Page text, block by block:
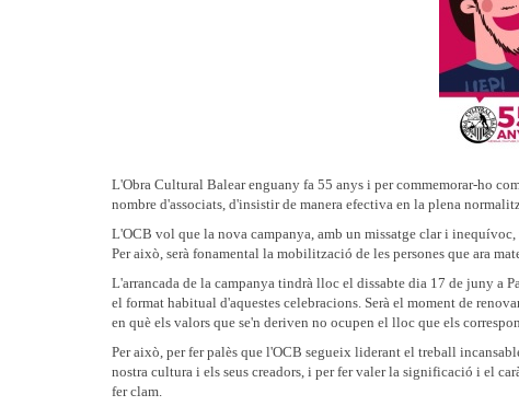
L'Obra Cultural Balear enguany fa 55 anys i per commemorar-ho
nombre d'associats, d'insistir de manera efectiva en la plena
L'OCB vol que la nova campanya, amb un missatge clar i
Per això, serà fonamental la mobilització de les persones que ara
L'arrancada de la campanya tindrà lloc el dissabte dia 17 de juny a
el format habitual d'aquestes celebracions. Serà el moment de
en què els valors que se'n deriven no ocupen el lloc que els
Per això, per fer palès que l'OCB segueix liderant el treball
nostra cultura i els seus creadors, i per fer valer la significació i el
fer clam.